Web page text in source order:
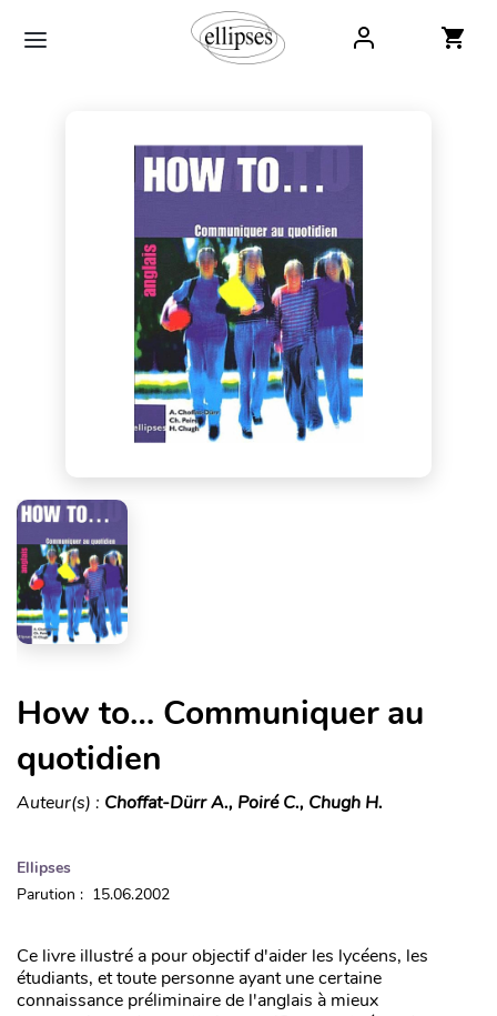
How to… Communiquer au
quotidien
Auteur(s) : Choffat-Dürr A., Poiré C., Chugh H.
Ellipses
Parution : 15.06.2002
Ce livre illustré a pour objectif d'aider les lycéens, les
étudiants, et toute personne ayant une certaine
connaissance préliminaire de l'anglais à mieux